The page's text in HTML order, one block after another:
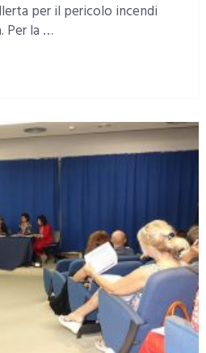
per il pericolo incendi
Per la …